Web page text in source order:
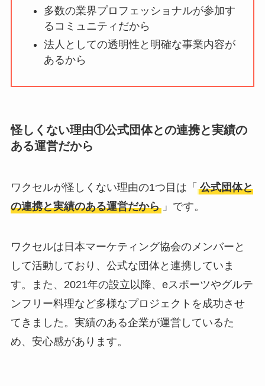
ミ・評価が正直ヤバ
い
【怪しい？】株式会
判は実際どう？
Temuは怪しい？口コ
多数の業界プロフェッショナルが参加す
るコミュニティだから
法人としての透明性と明確な事業内容が
あるから
怪しくない理由①公式団体との連携と実績の
ある運営だから
ワクセルが怪しくない理由の1つ目は「 公式団体と
の連携と実績のある運営だから 」です。
ワクセルは日本マーケティング協会のメンバーと
して活動しており、公式な団体と連携していま
す。また、2021年の設立以降、eスポーツやグルテ
ンフリー料理など多様なプロジェクトを成功させ
てきました。実績のある企業が運営しているた
め、安心感があります。